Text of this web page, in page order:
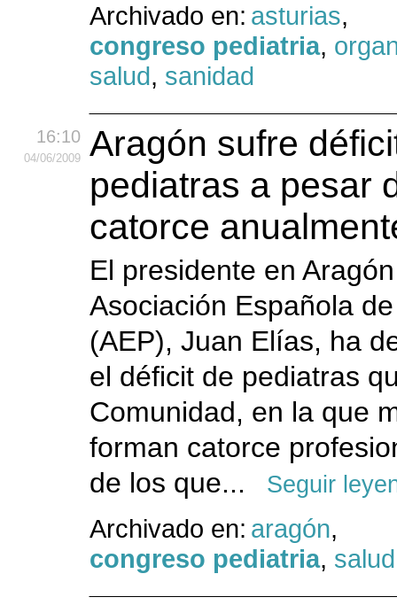
Archivado en: asturias,
congreso pediatria,
salud, sanidad
16:10
04/06/2009
Aragón sufre
pediatras a pesar
catorce
El presidente en
Asociación Española
(AEP), Juan Elías, ha
el déficit de pediatras
Comunidad, en la que
forman catorce
de los que...
Seguir
Archivado en: aragón,
congreso pediatria, salud